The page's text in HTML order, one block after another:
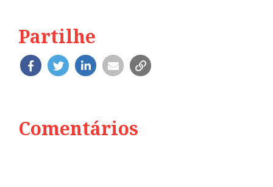
Partilhe
Comentários